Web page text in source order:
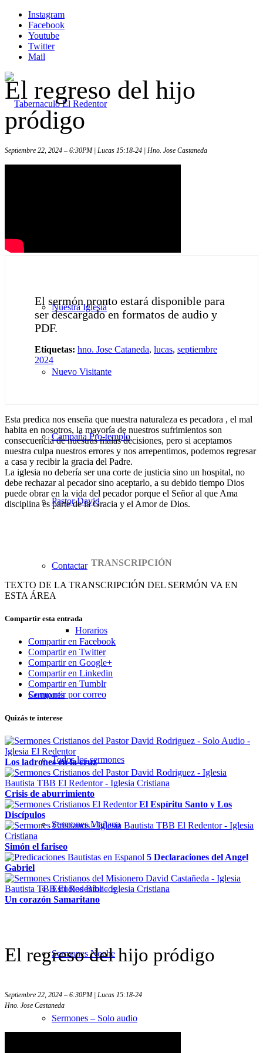
Instagram
Facebook
Youtube
Twitter
Mail
Nuestra Iglesia
Nuevo Visitante
Campaña Pro-templo
Pastor David
Contactar
Horarios
Sermones
Todos los sermones
Sermones Mañana
Estudios Bíblicos
Sermones Noche
Sermones – Solo audio
El regreso del hijo
pródigo
Septiembre 22, 2024 – 6:30PM | Lucas 15:18-24 | Hno. Jose Castaneda
El sermón pronto estará disponible para
ser descargado en formatos de audio y
PDF.
Etiquetas: hno. Jose Cataneda, lucas, septiembre
2024
Esta predica nos enseña que nuestra naturaleza es pecadora , el mal
habita en nosotros, la mayoría de nuestros sufrimientos son
consecuencia de nuestras malas decisiones, pero si aceptamos
nuestra culpa nuestros errores y nos arrepentimos, podemos regresar
a casa y recibir la gracia del Padre.
La iglesia no debería ser una corte de justicia sino un hospital, no
debe rechazar al pecador sino aceptarlo, a su debido tiempo Dios
puede obrar en la vida del pecador porque el Señor al que Ama
disciplina es parte de la Gracia y el Amor de Dios.
TRANSCRIPCIÓN
TEXTO DE LA TRANSCRIPCIÓN DEL SERMÓN VA EN
ESTA ÁREA
Compartir esta entrada
Compartir en Facebook
Compartir en Twitter
Compartir en Google+
Compartir en Linkedin
Compartir en Tumblr
Compartir por correo
Quizás te interese
Los ladrones en la cruz
Crisis de aburrimiento
El Espíritu Santo y Los
Discípulos
Simón el fariseo
5 Declaraciones del Angel
Gabriel
Un corazón Samaritano
El regreso del hijo pródigo
Septiembre 22, 2024 – 6:30PM | Lucas 15:18-24
Hno. Jose Castaneda